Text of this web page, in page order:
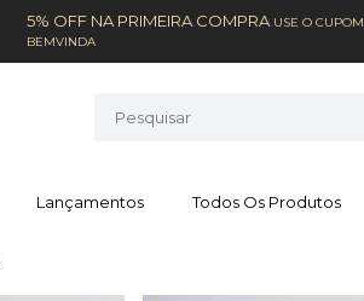
5% OFF NA PRIMEIRA COMPRA USE O CUPOM
BEMVINDA
Lançamentos Todos Os Produtos